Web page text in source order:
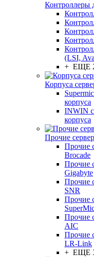
Контроллеры
(LSI,
+ ЕЩЕ
Корпуса
корпуса
INWIN
корпуса
Прочие
Прочие
Brocade
Прочие
Gigabyte
Прочие
SNR
Прочие
Прочие
AIC
Прочие
LR-Link
+ ЕЩЕ